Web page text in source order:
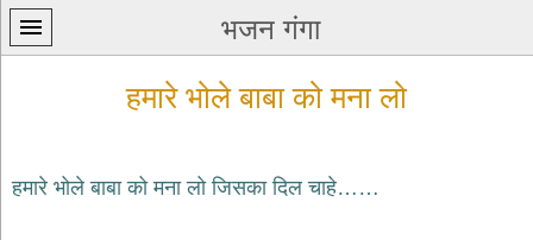
भजन गंगा
हमारे भोले बाबा को मना लो
हमारे भोले बाबा को मना लो जिसका दिल चाहे……